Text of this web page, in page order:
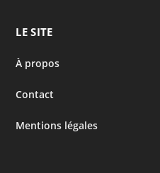
LE SITE
À propos
Contact
Mentions légales